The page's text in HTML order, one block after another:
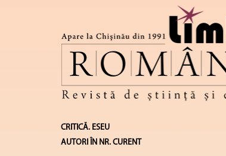
CRITICĂ. ESEU
AUTORI ÎN NR. CURENT